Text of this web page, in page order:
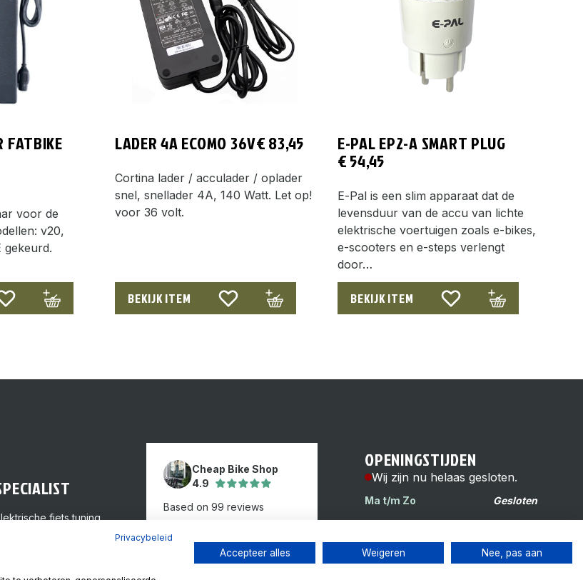
FATBIKE
voor de
v20,
gekeurd.
LADER 4A ECOMO 36V€83,45
Cortina lader / acculader / oplader
snel, snellader 4A, 140 Watt. Let op!
voor 36 volt.
BEKIJK ITEM
E-PAL EP2-A SMART PLUG
€54,45
E-Pal is een slim apparaat dat de
levensduur van de accu van lichte
elektrische voertuigen zoals e-bikes,
e-scooters en e-steps verlengt
door…
BEKIJK ITEM
fiets tuning
Cheap Bike Shop
4.9
Based on 99 reviews
OPENINGSTIJDEN
Wij zijn nu helaas gesloten.
Ma t/m Zo Gesloten
1093 HG Amsterdam
Privacybeleid
Accepteer alles Weigeren Nee, pas aan